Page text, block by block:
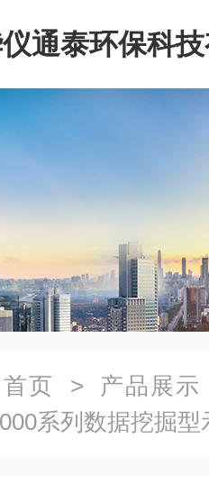
通泰环保科
首页 > 产品展示
系列数据挖掘型